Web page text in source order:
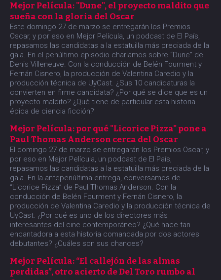
Mejor Película: "Dune", el proyecto maldito que
sueña con la gloria del Oscar
Este domingo 27 de marzo se entregarán los Premios
Oscar, y por eso en Mejor Película, un podcast de El País,
repasamos las candidatas a la estatuilla más preciada de la
gala. En el penúltimo episodio charlamos sobre “Dune” de
Denis Villeneuve. Con la conducción de Belén Fourment y
Fernán Cisnero, la producción de Valentina Caredio y la
producción técnica de UyCast. ¿Sus 10 candidaturas la
convierten en firme candidata? ¿Por qué se dice que es un
proyecto maldito? ¿Qué tiene de particular esta historia
épica de ciencia ficción?
Mejor Película: por qué "Licorice Pizza" pone a
Paul Thomas Anderson cerca del Oscar
El domingo 27 de marzo se entregarán los Premios Oscar, y
por eso en Mejor Película, un podcast de El País,
repasamos las candidatas a la estatuilla más preciada de la
gala. En la antepenúltima entrega, conversamos de
“Licorice Pizza” de Paul Thomas Anderson. Con la
conducción de Belén Fourment y Fernán Cisnero, la
producción de Valentina Caredio y la producción técnica de
UyCast. ¿Por qué es uno de los directores más
interesantes del cine contemporáneo? ¿Qué hace tan
encantadora a esta historia comandada por dos actores
debutantes? ¿Cuáles son sus chances?
Mejor Película: “El callejón de las almas
perdidas”, otro acierto de Del Toro rumbo al